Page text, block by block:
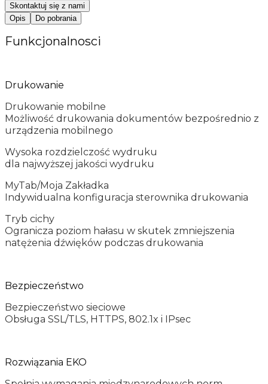
Skontaktuj się z nami
Opis
Do pobrania
Funkcjonalnosci
Drukowanie
Drukowanie mobilne
Możliwość drukowania dokumentów bezpośrednio z
urządzenia mobilnego
Wysoka rozdzielczość wydruku
dla najwyższej jakości wydruku
MyTab/Moja Zakładka
Indywidualna konfiguracja sterownika drukowania
Tryb cichy
Ogranicza poziom hałasu w skutek zmniejszenia
natężenia dźwięków podczas drukowania
Bezpieczeństwo
Bezpieczeństwo sieciowe
Obsługa SSL/TLS, HTTPS, 802.1x i IPsec
Rozwiązania EKO